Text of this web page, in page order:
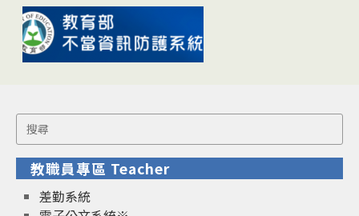
Search
for:
教職員專區 Teacher
差勤系統